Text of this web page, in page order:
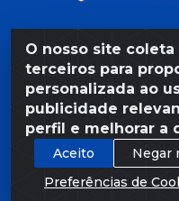
O nosso site
terceiros para
personalizada ao
publicidade
perfil e melhorar a
Aceito
Negar
Preferências de
Razão Social: Armazém
São José - Recife/